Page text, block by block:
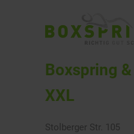
Boxspring
XXL
Stolberger Str. 105